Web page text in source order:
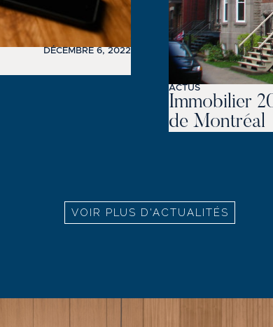
DÉCEMBRE 6, 2022
ACTUS
Immobilier
de Montréal
VOIR PLUS D'ACTUALITÉS